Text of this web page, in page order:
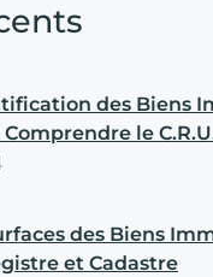
des Biens
le
des Biens
et Cadastre